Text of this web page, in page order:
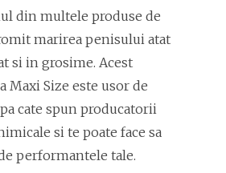
din multele produse de
marirea penisului atat
si in grosime. Acest
Maxi Size este usor de
cate spun producatorii
si te poate face sa
performantele tale.